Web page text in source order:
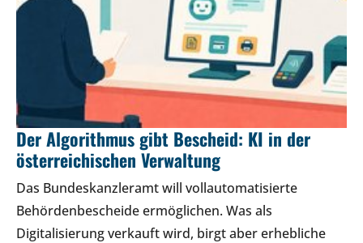
Der Algorithmus gibt Bescheid: KI in der
österreichischen Verwaltung
Das Bundeskanzleramt will vollautomatisierte
Behördenbescheide ermöglichen. Was als
Digitalisierung verkauft wird, birgt aber erhebliche